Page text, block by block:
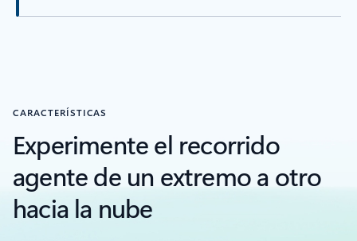
CARACTERÍSTICAS
Experimente el recorrido
agente de un extremo a otro
hacia la nube